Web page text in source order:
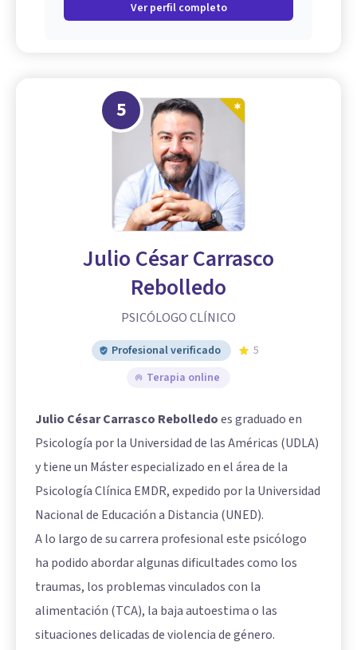
Ver perfil completo
5
Julio César Carrasco
Rebolledo
PSICÓLOGO CLÍNICO
Profesional verificado
5
Terapia online
Julio César Carrasco Rebolledoes graduado en
Psicología por la Universidad de las Américas (UDLA)
y tiene un Máster especializado en el área de la
Psicología Clínica EMDR, expedido por la Universidad
Nacional de Educación a Distancia (UNED).
A lo largo de su carrera profesional este psicólogo
ha podido abordar algunas dificultades como los
traumas, los problemas vinculados con la
alimentación (TCA), la baja autoestima o las
situaciones delicadas de violencia de género.